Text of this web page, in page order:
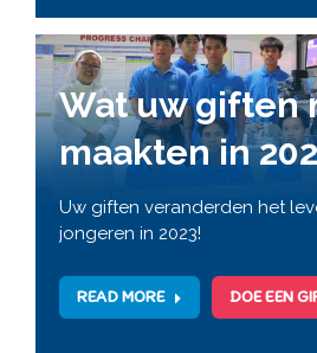
Wat uw giften
maakten in
Uw giften veranderden het
jongeren in 2023!
READ MORE DOE EEN